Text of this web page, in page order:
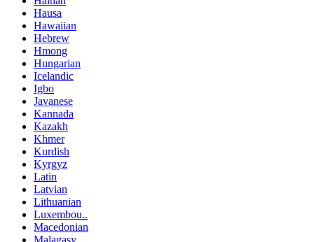
Hausa
Hawaiian
Hebrew
Hmong
Hungarian
Icelandic
Igbo
Javanese
Kannada
Kazakh
Khmer
Kurdish
Kyrgyz
Latin
Latvian
Lithuanian
Luxembou..
Macedonian
Malagasy